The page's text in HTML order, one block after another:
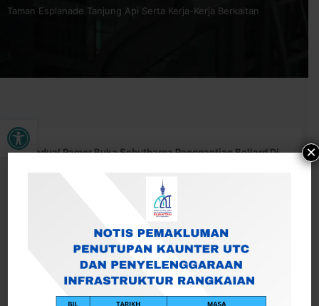
Buka bar alat
Taman Esplanade Tanjung Api Serta Kerja-Kerja Berkaitan
Jadual Pamer Buka Sebutharga Penggantian Bollard Di
– MBK/W/SH : 24/2024
×